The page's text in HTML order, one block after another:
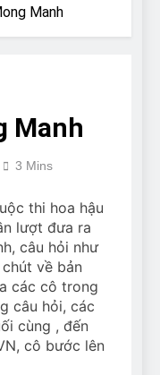
Snore?
Yes! And
can’t) Eat
Problem
It
Run Long
Manh
Manh
3 Mins
thi hoa hậu
lượt đưa ra
câu hỏi như
về bản
các cô trong
câu hỏi, các
cùng , đến
cô bước lên